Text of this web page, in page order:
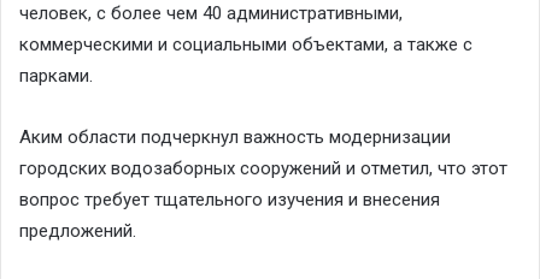
человек, с более чем 40 административными,
коммерческими и социальными объектами, а также с
парками.
Аким области подчеркнул важность модернизации
городских водозаборных сооружений и отметил, что этот
вопрос требует тщательного изучения и внесения
предложений.